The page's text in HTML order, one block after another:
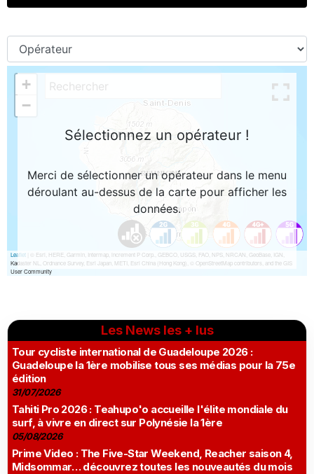
Les News les + lus
Tour cycliste international de Guadeloupe 2026 :
Guadeloupe la 1ère mobilise tous ses médias pour la 75e
édition
31/07/2026
Tahiti Pro 2026 : Teahupo'o accueille l'élite mondiale du
surf, à vivre en direct sur Polynésie la 1ère
05/08/2026
Prime Video : The Five-Star Weekend, Reacher saison 4,
Midsommar… découvrez toutes les nouveautés du mois